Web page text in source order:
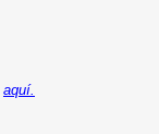
aquí.